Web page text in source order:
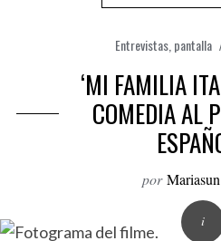
c
h
f
Entrevistas, pantalla
‘MI FAMILIA
COMEDIA AL
por